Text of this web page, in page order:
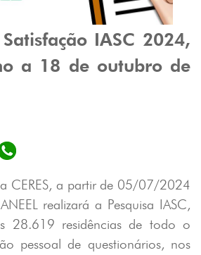
IASC 2024,
a 18 de outubro de
CERES, a partir de 05/07/2024
realizará a Pesquisa IASC,
28.619 residências de todo o
pessoal de questionários, nos